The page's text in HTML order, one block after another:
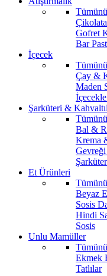
Gofret
Bar
İçecek
Çay &
Maden
Şarküteri &
Bal &
Krema
Et Ürünleri
Beyaz
Sosis
Hindi
Sosis
Unlu Mamüller
Ekmek
Tatlılar